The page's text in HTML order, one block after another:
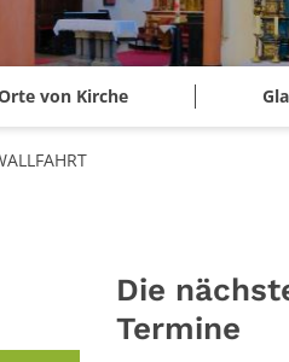
von Kirche
Die
Termine